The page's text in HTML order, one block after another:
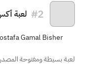
#2 لعبة
Gamal Bisher
لعبة بسيطة ومفتوحة